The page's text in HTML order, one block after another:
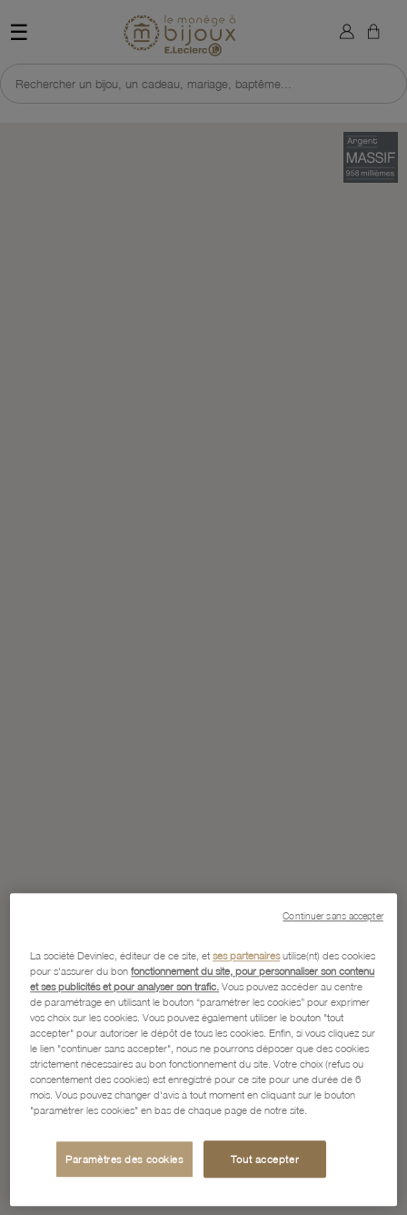
☰ Retour à l'accueil du site
Rechercher un bijou, un cadeau, mariage, baptême...
×
La société Devinlec, éditeur de ce site, etses partenairesutilise(nt) des cookies
pour s'assurer du bonfonctionnement du site, pour personnaliser son contenu
et ses publicités et pour analyser son trafic. Vous pouvez accéder au centre
de paramétrage en utilisant le bouton “paramétrer les cookies” pour exprimer
vos choix sur les cookies. Vous pouvez également utiliser le bouton "tout
accepter" pour autoriser le dépôt de tous les cookies. Enfin, si vous cliquez sur
le lien "continuer sans accepter", nous ne pourrons déposer que des cookies
strictement nécessaires au bon fonctionnement du site. Votre choix (refus ou
consentement des cookies) est enregistré pour ce site pour une durée de 6
mois. Vous pouvez changer d'avis à tout moment en cliquant sur le bouton
"paramétrer les cookies" en bas de chaque page de notre site.
Paramètres des cookies Tout accepter
Continuer sans accepter